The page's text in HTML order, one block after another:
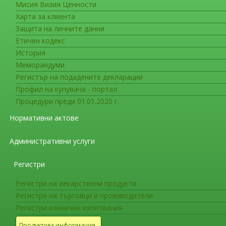
Мисия Визия Ценности
Харта за клиента
Защита на личните данни
Етичен кодекс
История
Меморандуми
Регистър на подадените декларации
Профил на купувача - портал
Процедури преди 01.01.2020 г.
Нормативни актове
Административни услуги
Регистри
Регистри на лекарствени продукти
Регистри на търговци и производители
Регистри клинични изпитвания
На интернет страницата на ИАЛ в раздел
на министъра на здравеопазването за
Европейската фармакопея (
График за
фармакопея). Датата е определена в
разработването на Европейска фармакопея и
членки.
МЕДИЦИНА
ВАЖНО!!!